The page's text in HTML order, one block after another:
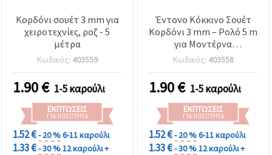
προτιμήσεις
σας στις
δεδομένο
τύπο
cookies και
κάνοντας
κλικ στο
κουμπί
Αποθήκευση.
Κορδόνι σουέτ 3 mm για
χειροτεχνίες, ροζ - 5
μέτρα
Κωδικός: 403559
1.90€ 1-5 καρούλι
ΕΚΠΤΏΣΕΙΣ
ΓΙΑ ΠΟΣΌΤΗΤΑ
1.52 €- 20 %6-11 καρούλι
1.33 €- 30 %12 καρούλι +
Έντονο Κόκκινο Σουέτ
Κορδόνι 3 mm – Ρολό 5 m
για Μοντέρνα
Κοσμήματα,
Χειροτεχνίες & DIY
Κωδικός: 403558
1.90€ 1-5 καρούλι
ΕΚΠΤΏΣΕΙΣ
ΓΙΑ ΠΟΣΌΤΗΤΑ
1.52 €- 20 %6-11 καρούλι
1.33 €- 30 %12 καρούλι +